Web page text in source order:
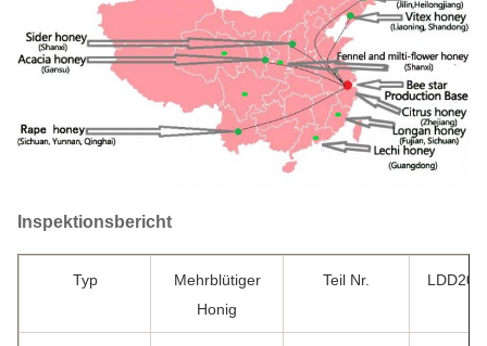
Inspektionsbericht
Typ
Mehrblütiger
Honig
Teil Nr.